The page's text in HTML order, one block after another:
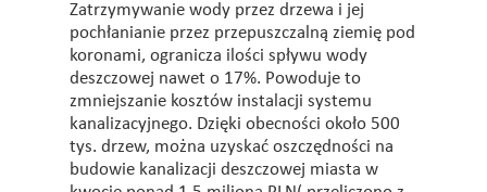
Zatrzymywanie wody przez drzewa i jej
pochłanianie przez przepuszczalną ziemię pod
koronami, ogranicza ilości spływu wody
deszczowej nawet o 17%. Powoduje to
zmniejszanie kosztów instalacji systemu
kanalizacyjnego. Dzięki obecności około 500
tys. drzew, można uzyskać oszczędności na
budowie kanalizacji deszczowej miasta w